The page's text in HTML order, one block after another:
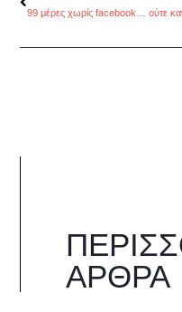
ΆΡΘΡΑ